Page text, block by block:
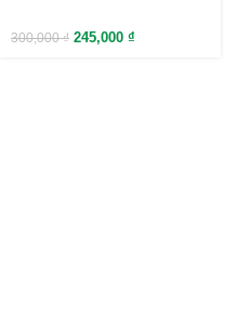
300,000₫ 245,000 ₫